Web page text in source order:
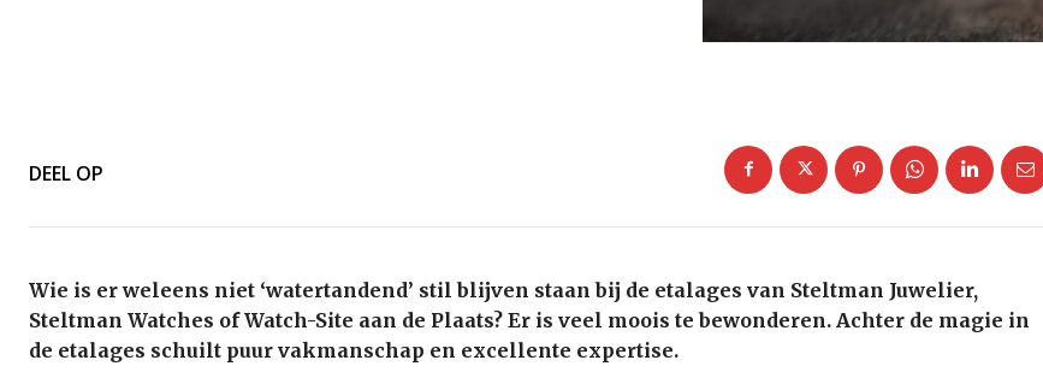
DEEL OP
Wie is er weleens niet ‘watertandend’ stil blijven staan bij de etalages van Steltman Juwelier,
Steltman Watches of Watch-Site aan de Plaats? Er is veel moois te bewonderen. Achter de magie in
de etalages schuilt puur vakmanschap en excellente expertise.